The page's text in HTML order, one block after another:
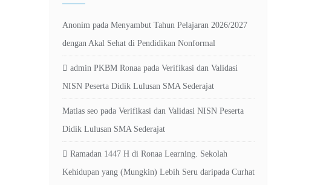
Anonim pada Menyambut Tahun Pelajaran 2026/2027
dengan Akal Sehat di Pendidikan Nonformal
admin PKBM Ronaa pada Verifikasi dan Validasi
NISN Peserta Didik Lulusan SMA Sederajat
Matias seo pada Verifikasi dan Validasi NISN Peserta
Didik Lulusan SMA Sederajat
Ramadan 1447 H di Ronaa Learning. Sekolah
Kehidupan yang (Mungkin) Lebih Seru daripada Curhat